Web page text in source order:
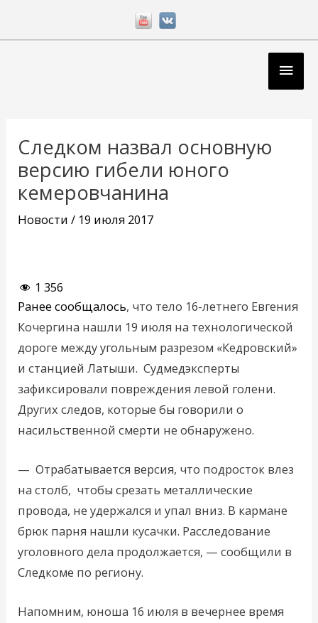
Следком назвал основную
версию гибели юного
кемеровчанина
Новости / 19 июля 2017
1 356
Ранее сообщалось, что тело 16-летнего Евгения
Кочергина нашли 19 июля на технологической
дороге между угольным разрезом «Кедровский»
и станцией Латыши. Судмедэксперты
зафиксировали повреждения левой голени.
Других следов, которые бы говорили о
насильственной смерти не обнаружено.
— Отрабатывается версия, что подросток влез
на столб, чтобы срезать металлические
провода, не удержался и упал вниз. В кармане
брюк парня нашли кусачки. Расследование
уголовного дела продолжается, — сообщили в
Следкоме по региону.
Напомним, юноша 16 июля в вечернее время
записям